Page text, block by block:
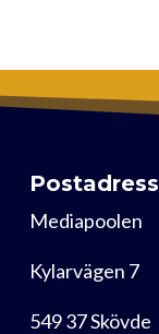
Postadress
Mediapoolen
Kylarvägen 7
549 37 Skövde